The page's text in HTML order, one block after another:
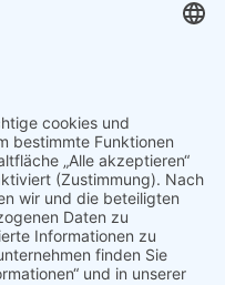
in diesem Browser für